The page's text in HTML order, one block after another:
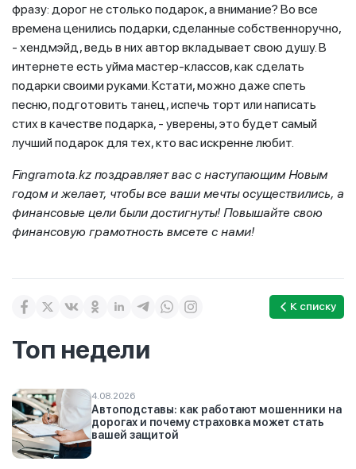
фразу: дорог не столько подарок, а внимание? Во все
времена ценились подарки, сделанные собственноручно,
- хендмэйд, ведь в них автор вкладывает свою душу. В
интернете есть уйма мастер-классов, как сделать
подарки своими руками. Кстати, можно даже спеть
песню, подготовить танец, испечь торт или написать
стих в качестве подарка, - уверены, это будет самый
лучший подарок для тех, кто вас искренне любит.
Fingramota.kz поздравляет вас с наступающим Новым
годом и желает, чтобы все ваши мечты осуществились, а
финансовые цели были достигнуты! Повышайте свою
финансовую грамотность вмсете с нами!
К списку
Топ недели
4.08.2026
Автоподставы: как работают мошенники на
дорогах и почему страховка может стать
вашей защитой